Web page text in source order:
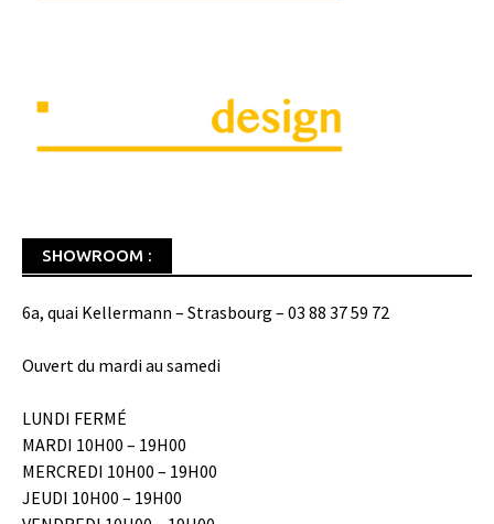
SHOWROOM :
6a, quai Kellermann – Strasbourg – 03 88 37 59 72
Ouvert du mardi au samedi
LUNDI FERMÉ
MARDI 10H00 – 19H00
MERCREDI 10H00 – 19H00
JEUDI 10H00 – 19H00